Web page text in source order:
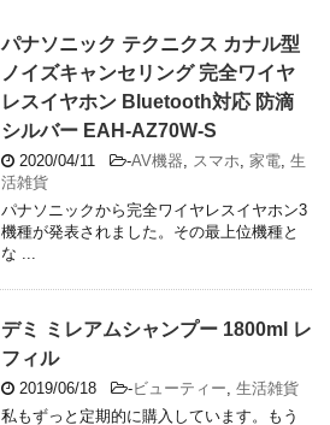
パナソニック テクニクス カナル型
ノイズキャンセリング 完全ワイヤ
レスイヤホン Bluetooth対応 防滴
シルバー EAH-AZ70W-S
2020/04/11 -AV機器, スマホ, 家電, 生
活雑貨
パナソニックから完全ワイヤレスイヤホン3
機種が発表されました。その最上位機種と
な ...
デミ ミレアムシャンプー 1800ml レ
フィル
2019/06/18 -ビューティー, 生活雑貨
私もずっと定期的に購入しています。もう